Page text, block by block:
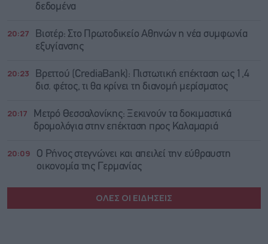
δεδομένα
20:27
Βιοτέρ: Στο Πρωτοδικείο Αθηνών η νέα συμφωνία
εξυγίανσης
20:23
Βρεττού (CrediaBank): Πιστωτική επέκταση ως 1,4
δισ. φέτος, τι θα κρίνει τη διανομή μερίσματος
20:17
Μετρό Θεσσαλονίκης: Ξεκινούν τα δοκιμαστικά
δρομολόγια στην επέκταση προς Καλαμαριά
20:09
Ο Ρήνος στεγνώνει και απειλεί την εύθραυστη
οικονομία της Γερμανίας
ΟΛΕΣ ΟΙ ΕΙΔΗΣΕΙΣ